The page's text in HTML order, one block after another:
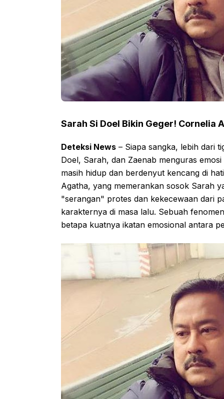
Sarah Si Doel Bikin Geger! Cornelia
Deteksi News – Siapa sangka, lebih dari
Doel, Sarah, dan Zaenab menguras
masih hidup dan berdenyut kencang di
Agatha, yang memerankan sosok Sarah
"serangan" protes dan kekecewaan dari
karakternya di masa lalu. Sebuah
betapa kuatnya ikatan emosional antara